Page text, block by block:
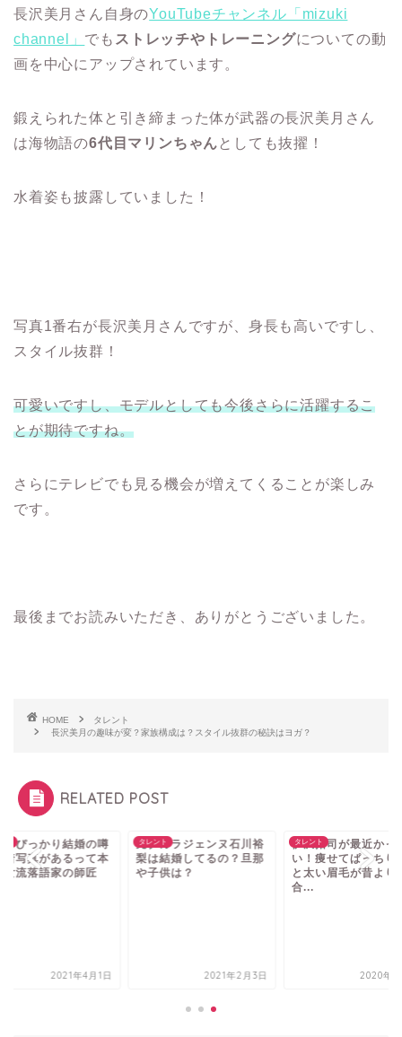
長沢美月さん自身のYouTubeチャンネル「mizuki
channel」 でも ストレッチやトレーニングについての動
画を中心にアップされています。
鍛えられた体と引き締まった体が武器の長沢美月さん
は海物語の6代目マリンちゃん としても抜擢！
水着姿も披露していました！
写真1番右が長沢美月さんですが、身長も高いですし、
スタイル抜群！
可愛いですし、モデルとしても今後さらに活躍するこ
とが期待ですね。
さらにテレビでも見る機会が増えてくることが楽しみ
です。
最後までお読みいただき、ありがとうございました。
HOME
タレント
長沢美月の趣味が変？家族構成は？スタイル抜群の秘訣はヨガ？
RELATED POST
カラジェンヌ石川裕
結婚してるの？旦那
供は？
2021年2月3日
タレント
伊沢拓司が最近かっこい
い！痩せてぱっちり二重
と太い眉毛が昔より似
2020年9月5日
タレント